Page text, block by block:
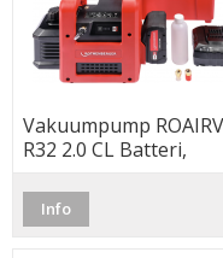
Vakuumpump
R32 2.0 CL Batteri,
Info